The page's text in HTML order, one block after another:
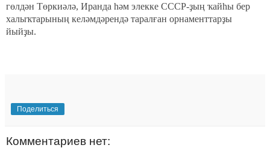
гөлдән Төркиәлә, Иранда һәм элекке СССР-ҙың ҡайһы бер
халыҡтарының келәмдәрендә таралған орнаменттарҙы
йыйҙы.
Поделиться
Комментариев нет: